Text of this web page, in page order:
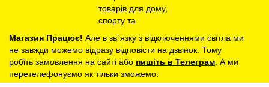
Магазин Працює! Але в зв`язку з відключеннями світла ми
не завжди можемо відразу відповісти на дзвінок. Тому
робіть замовлення на сайті або пишіть в Телеграм . А ми
перетелефонуємо як тільки зможемо.